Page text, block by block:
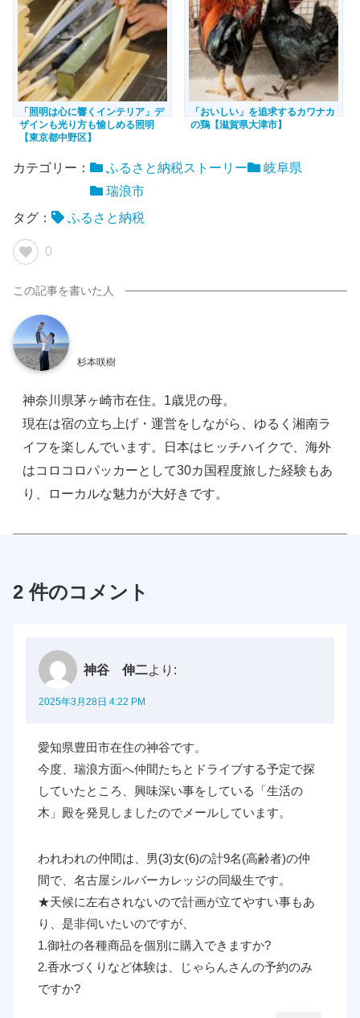
「照明は心に響くインテリア」デ
ザインも光り方も愉しめる照明
【東京都中野区】
「おいしい」を追求するカワナカ
の鶏【滋賀県大津市】
カテゴリー： ふるさと納税ストーリー
岐阜県
瑞浪市
タグ：
ふるさと納税
0
杉本咲樹
神奈川県茅ヶ崎市在住。1歳児の母。
現在は宿の立ち上げ・運営をしながら、ゆるく湘南ラ
イフを楽しんでいます。日本はヒッチハイクで、海外
はコロコロパッカーとして30カ国程度旅した経験もあ
り、ローカルな魅力が大好きです。
2 件のコメント
神谷 伸二より:
2025年3月28日 4:22 PM
愛知県豊田市在住の神谷です。
今度、瑞浪方面へ仲間たちとドライブする予定で探
していたところ、興味深い事をしている「生活の
木」殿を発見しましたのでメールしています。
われわれの仲間は、男(3)女(6)の計9名(高齢者)の仲
間で、名古屋シルバーカレッジの同級生です。
★天候に左右されないので計画が立てやすい事もあ
り、是非伺いたいのですが、
1.御社の各種商品を個別に購入できますか?
2.香水づくりなど体験は、じゃらんさんの予約のみ
ですか?